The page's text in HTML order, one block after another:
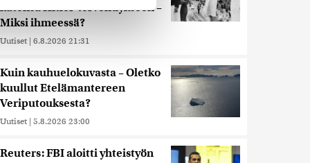
tukemiseen
alan
tietoja muihin tietoihin, joita
siirtää ulkomaille.
kätensä Hitler-tervehdykseen –
Miksi ihmeessä?
Uutiset | 6.8.2026 21:31
Kuin kauhuelokuvasta – Oletko
kuullut Etelämantereen
Veriputouksesta?
Uutiset | 5.8.2026 23:00
Reuters: FBI aloitti yhteistyön